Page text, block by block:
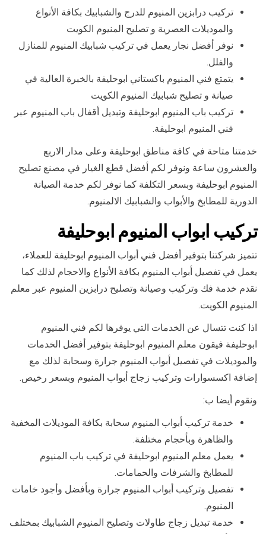
تركيب درابزين المنيوم للدرج والشبابيك بكافة الأنواع
والموديلات العصرية و تصليح المنيوم الكويت
نوفر أفضل نجار يعمل في تركيب شبابيك المنيوم للمنازل
والفلل.
يتمتع فني المنيوم باكستاني ابوحليفة بالخبرة العالية في
صيانة و تصليح شبابيك المنيوم الكويت
تركيب باب المنيوم ابوحليفة وتبديل أقفال باب المنيوم عبر
فني المنيوم ابوحليفة.
خدمتنا متاحة في كافة مناطق ابوحليفة وعلى مدار الاربع
والعشرون ساعة ونوفر لكم أفضل قطع الغيار في مصنع تصليح
المنيوم ابوحليفة وبسعر التكلفة كما نوفر لكم خدمة الصيانة
الدورية للمطابخ والأبواب والشبابيك الالمنيوم.
تركيب ابواب المنيوم ابوحليفة
تتميز شركتنا بتوفير أفضل فني أبواب المنيوم ابوحليفة للعملاء،
يعمل في تفصيل أبواب المنيوم بكافة الأنواع والاحجام لذلك كما
نقدم خدمة فك وتركيب وصيانة وتصليح درابزين المنيوم عبر معلم
المنيوم الكويت.
اذا كنت تتسال عن الخدمات التي يوفرها لكم فني المنيوم
ابوحليفة فيقون معلم المنيوم ابوحليفة بتوفير أفضل الخدمات
والموديلات في تفصيل أبواب المنيوم جرارة وسحابة لذلك مع
إضافة اكسسوارات وتركيب زجاج أبواب المنيوم وبسعر رخيص.
ونقوم أيضا ب:
خدمة تركيب أبواب المنيوم سحابة بكافة الموديلات المخفية
والظاهرة وبأحجام مختلفة.
يعمل معلم المنيوم ابوحليفة في تركيب باب المنيوم
للمطابخ والشرفات والحمامات.
تفصيل وتركيب أبواب المنيوم جرارة وبأفضل وأجود خامات
المنيوم.
خدمة تبديل زجاج طاولات وتصليح المنيوم الشبابيك بمختلف